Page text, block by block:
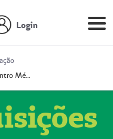
Login
Prestador Centro Médico Vitória Ltda, 51004350-4: Centro Médico Vitória Ltda (Nome Fantasia: Policlínica Master)